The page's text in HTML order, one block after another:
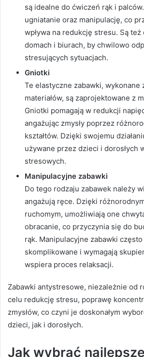
są idealne do ćwiczeń rąk i
ugniatanie oraz manipulację, co
wpływa na redukcję stresu. Są
domach i biurach, by chwilowo
stresujących sytuacjach.
Gniotki
Te elastyczne zabawki, wykonane
materiałów, są zaprojektowane z
Gniotki pomagają w redukcji
angażując zmysły poprzez
kształtów. Dzięki swojemu
używane przez dzieci i dorosłych
stresowych.
Manipulacyjne zabawki
Do tego rodzaju zabawek należy
angażują ręce. Dzięki
ruchomym, umożliwiają one
obracanie, co przyczynia się do
rąk. Manipulacyjne zabawki
skomplikowane i wymagają
wspiera proces relaksacji.
Zabawki antystresowe, niezależnie od
celu redukcję stresu, poprawę
zmysłów, co czyni je doskonałym
dzieci, jak i dorosłych.
Jak wybrać